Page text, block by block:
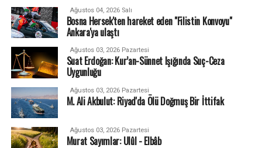
Ağustos 04, 2026 Salı
Bosna Hersek'ten hareket eden "Filistin Konvoyu"
Ankara'ya ulaştı
Ağustos 03, 2026 Pazartesi
Suat Erdoğan: Kur’an-Sünnet Işığında Suç-Ceza
Uygunluğu
Ağustos 03, 2026 Pazartesi
M. Ali Akbulut: Riyad'da Ölü Doğmuş Bir İttifak
Ağustos 03, 2026 Pazartesi
Murat Sayımlar: Ulûl - Elbâb